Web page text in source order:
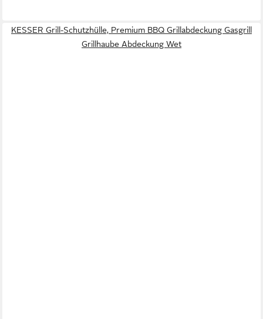
KESSER Grill-Schutzhülle, Premium BBQ Grillabdeckung Gasgrill
Grillhaube Abdeckung Wet